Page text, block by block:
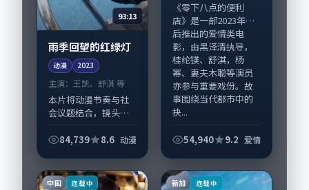
93:13
雨季回望的红绿灯
动漫 2023
主演： 王凯、舒淇 等
本片将动漫节奏与社
会议题结合，镜头语
《雨季回望的红绿
取景与声音设计凸显
84,739 8.6 动漫
《零下八点的便利
店》是一部2023年前
后推出的爱情类电
影，由黑泽清执导，
桂纶镁、舒淇，杨
幂、妻夫木聪等演员
亦参与重要戏份。故
事围绕当代都市中的
抉...
54,940 9.2 爱情
中国 连载中 新加 连载中